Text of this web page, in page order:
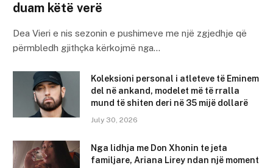
duam këtë verë
Dea Vieri e nis sezonin e pushimeve me një zgjedhje që
përmbledh gjithçka kërkojmë nga…
Koleksioni personal i atleteve të Eminem
del në ankand, modelet më të rralla
mund të shiten deri në 35 mijë dollarë
July 30, 2026
Nga lidhja me Don Xhonin te jeta
familjare, Ariana Lirey ndan një moment